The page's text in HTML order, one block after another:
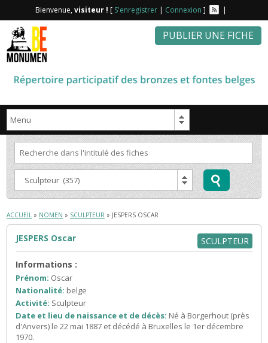
Bienvenue,visiteur ! [ S'enregistrer| Connexion ] |
PUBLIER UNE FICHE
ACCUEIL » NOMEN » SCULPTEUR » JESPERS OSCAR
SCULPTEUR
JESPERS Oscar
Informations :
Prénom: Oscar
Nationalité: belge
Activité: Sculpteur
Date et lieu de naissance et de décès: Né à Borgerhout (près
d'Anvers) le 22 mai 1887 et décédé à Bruxelles le 1er décembre
1970.